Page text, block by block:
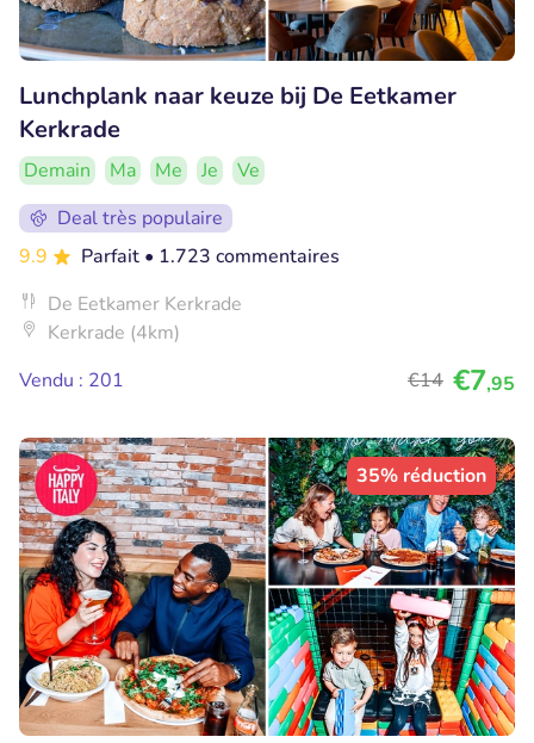
Lunchplank naar keuze bij De Eetkamer
Kerkrade
Demain Ma Me Je
Ve
Deal très populaire
9.9
Parfait • 1.723 commentaires
De Eetkamer Kerkrade
Kerkrade (4km)
Vendu : 201
€14 €7,95
35% réduction